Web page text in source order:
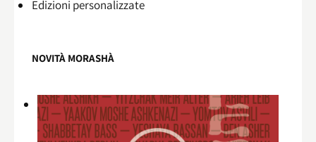
Edizioni personalizzate
NOVITÀ MORASHÀ